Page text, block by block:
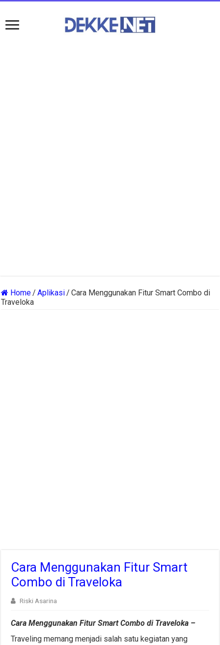
Home/ Aplikasi/ Cara Menggunakan Fitur Smart Combo di
Traveloka
Cara Menggunakan Fitur Smart
Combo di Traveloka
Riski Asarina
Cara Menggunakan Fitur Smart Combo di Traveloka –
Traveling memang menjadi salah satu kegiatan yang